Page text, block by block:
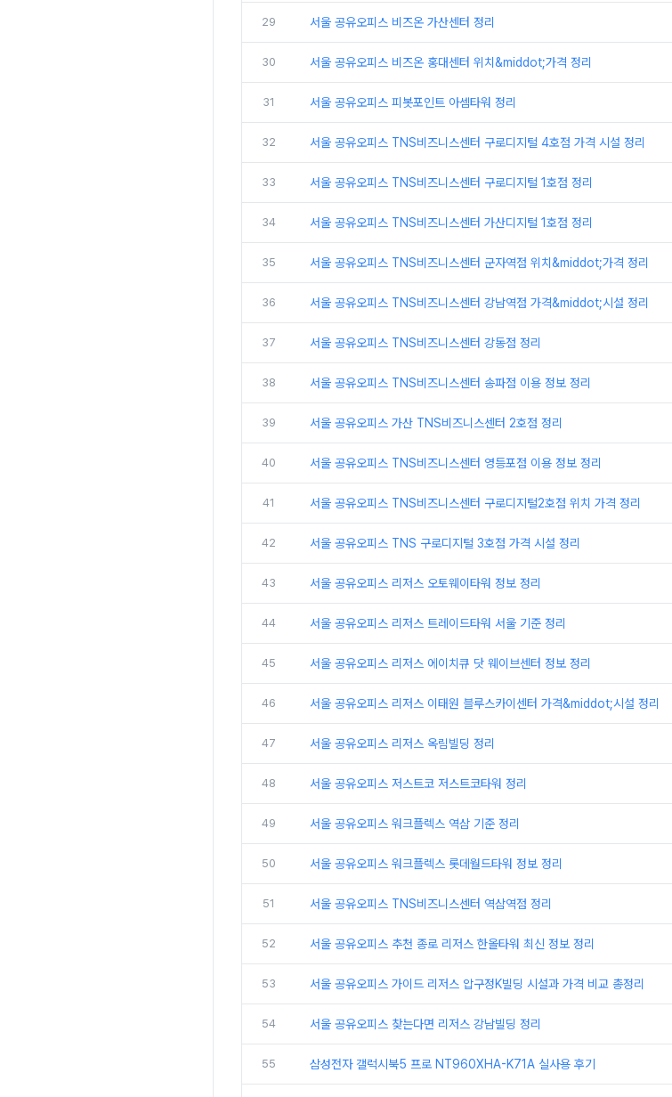
29 서울 공유오피스 비즈온 가산센터 정리
30 서울 공유오피스 비즈온 홍대센터 위치&middot;가격 정리
31 서울 공유오피스 피봇포인트 아셈타워 정리
32 서울 공유오피스 TNS비즈니스센터 구로디지털 4호점 가격 시설 정리
33 서울 공유오피스 TNS비즈니스센터 구로디지털 1호점 정리
34 서울 공유오피스 TNS비즈니스센터 가산디지털 1호점 정리
35 서울 공유오피스 TNS비즈니스센터 군자역점 위치&middot;가격 정리
36 서울 공유오피스 TNS비즈니스센터 강남역점 가격&middot;시설 정리
37 서울 공유오피스 TNS비즈니스센터 강동점 정리
38 서울 공유오피스 TNS비즈니스센터 송파점 이용 정보 정리
39 서울 공유오피스 가산 TNS비즈니스센터 2호점 정리
40 서울 공유오피스 TNS비즈니스센터 영등포점 이용 정보 정리
41 서울 공유오피스 TNS비즈니스센터 구로디지털2호점 위치 가격 정리
42 서울 공유오피스 TNS 구로디지털 3호점 가격 시설 정리
43 서울 공유오피스 리저스 오토웨이타워 정보 정리
44 서울 공유오피스 리저스 트레이드타워 서울 기준 정리
45 서울 공유오피스 리저스 에이치큐 닷 웨이브센터 정보 정리
46 서울 공유오피스 리저스 이태원 블루스카이센터 가격&middot;시설 정리
47 서울 공유오피스 리저스 옥림빌딩 정리
48 서울 공유오피스 저스트코 저스트코타워 정리
49 서울 공유오피스 워크플렉스 역삼 기준 정리
50 서울 공유오피스 워크플렉스 롯데월드타워 정보 정리
51 서울 공유오피스 TNS비즈니스센터 역삼역점 정리
52 서울 공유오피스 추천 종로 리저스 한올타워 최신 정보 정리
53 서울 공유오피스 가이드 리저스 압구정K빌딩 시설과 가격 비교 총정리
54 서울 공유오피스 찾는다면 리저스 강남빌딩 정리
55 삼성전자 갤럭시북5 프로 NT960XHA-K71A 실사용 후기